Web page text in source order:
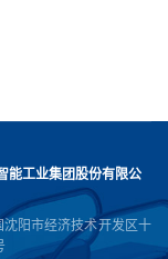
能工业集团股份有限公
阳市经济技术开发区十